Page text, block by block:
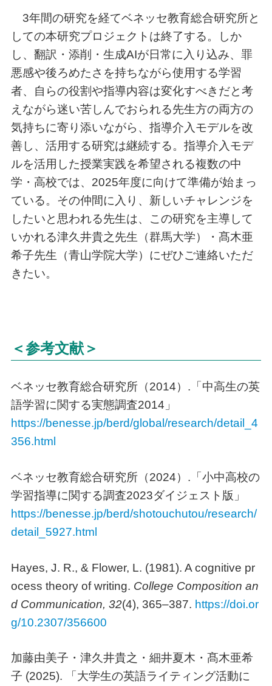
3年間の研究を経てベネッセ教育総合研究所と
しての本研究プロジェクトは終了する。しか
し、翻訳・添削・生成AIが日常に入り込み、罪
悪感や後ろめたさを持ちながら使用する学習
者、自らの役割や指導内容は変化すべきだと考
えながら迷い苦しんでおられる先生方の両方の
気持ちに寄り添いながら、指導介入モデルを改
善し、活用する研究は継続する。指導介入モデ
ルを活用した授業実践を希望される複数の中
学・高校では、2025年度に向けて準備が始まっ
ている。その仲間に入り、新しいチャレンジを
したいと思われる先生は、この研究を主導して
いかれる津久井貴之先生（群馬大学）・髙木亜
希子先生（青山学院大学）にぜひご連絡いただ
きたい。
＜参考文献＞
ベネッセ教育総合研究所（2014）.「中高生の英
語学習に関する実態調査2014」
https://benesse.jp/berd/global/research/detail_4
356.html
ベネッセ教育総合研究所（2024）.「小中高校の
学習指導に関する調査2023ダイジェスト版」
https://benesse.jp/berd/shotouchutou/research/
detail_5927.html
Hayes, J. R., & Flower, L. (1981). A cognitive pr
ocess theory of writing. College Composition an
d Communication, 32(4), 365–387. https://doi.or
g/10.2307/356600
加藤由美子・津久井貴之・細井夏木・髙木亜希
子 (2025). 「大学生の英語ライティング活動に